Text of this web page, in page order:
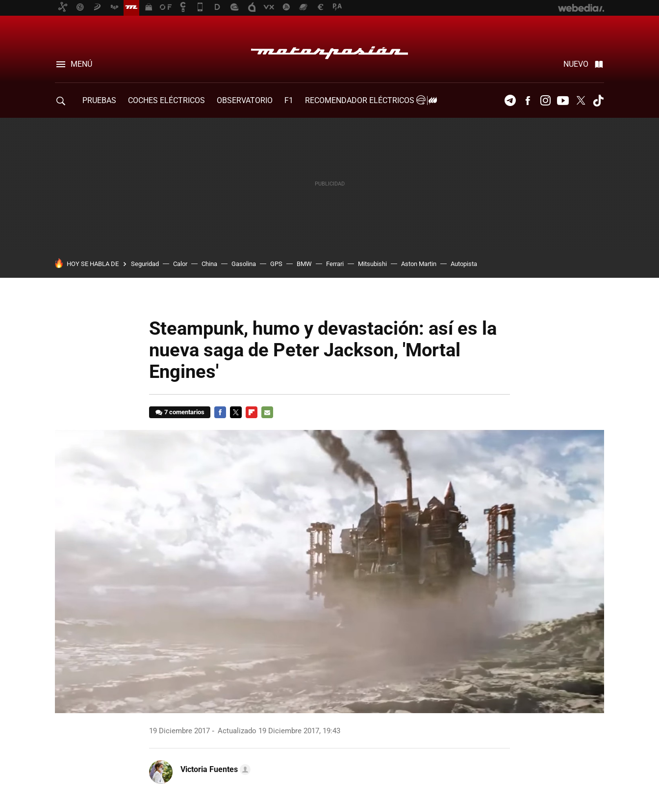
MENÚ NUEVO
PRUEBAS COCHES ELÉCTRICOS OBSERVATORIO F1
RECOMENDADOR ELÉCTRICOS
TelegramFacebookInstagramYoutubeTwitter
HOY SE HABLA DE Seguridad Calor China Gasolina GPS BMW Ferrari Mitsubishi Aston Martin Autopista
Steampunk, humo y devastación: así es la
nueva saga de Peter Jackson, 'Mortal
Engines'
7 comentarios
19 Diciembre 2017 Actualizado 19 Diciembre 2017, 19:43
Victoria Fuentes